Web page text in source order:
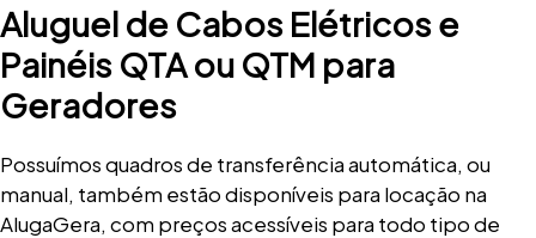
Aluguel de Cabos Elétricos e
Painéis QTA ou QTM para
Geradores
Possuímos quadros de transferência automática, ou
manual, também estão disponíveis para locação na
AlugaGera, com preços acessíveis para todo tipo de